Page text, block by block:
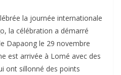
la journée internationale
la célébration a démarré
Dapaong le 29 novembre
est arrivée à Lomé avec des
ont sillonné des points